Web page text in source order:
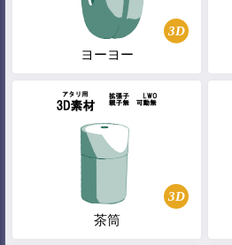
3D
ヨーヨー
3D
茶筒